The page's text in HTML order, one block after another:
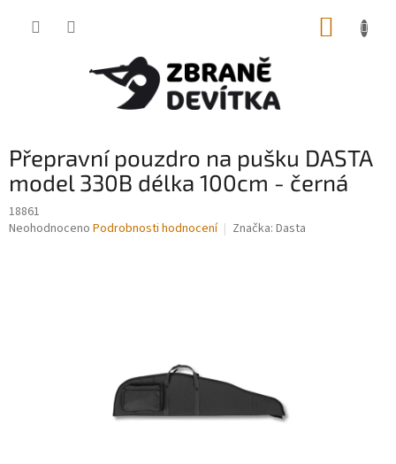
Přepravní pouzdro na pušku DASTA
model 330B délka 100cm - černá
18861
Průměrné
Neohodnoceno Podrobnosti hodnocení Značka: Dasta